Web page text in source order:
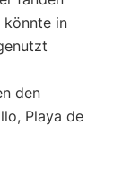
könnte in
den
Playa de